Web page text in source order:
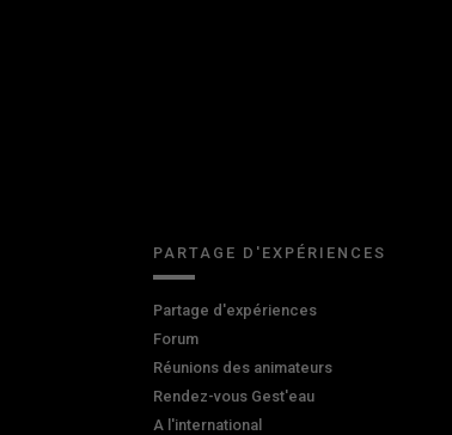
PARTAGE D'EXPÉRIENCES
Partage d'expériences
Forum
Réunions des animateurs
Rendez-vous Gest'eau
A l'international